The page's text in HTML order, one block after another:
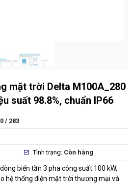
mặt trời Delta M100A_280
suất 98.8%, chuẩn IP66
/ 283
Tình trạng: Còn hàng
biến tần 3 pha công suất 100 kW,
hệ thống điện mặt trời thương mại và